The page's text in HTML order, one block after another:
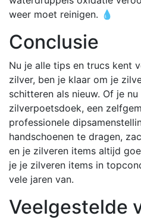
weer moet reinigen. 💧
Conclusie
Nu je alle tips en trucs kent
zilver, ben je klaar om je
schitteren als nieuw. Of je
zilverpoetsdoek, een
professionele
handschoenen te dragen,
en je zilveren items altijd
je je zilveren items in
vele jaren van.
Veelgestelde